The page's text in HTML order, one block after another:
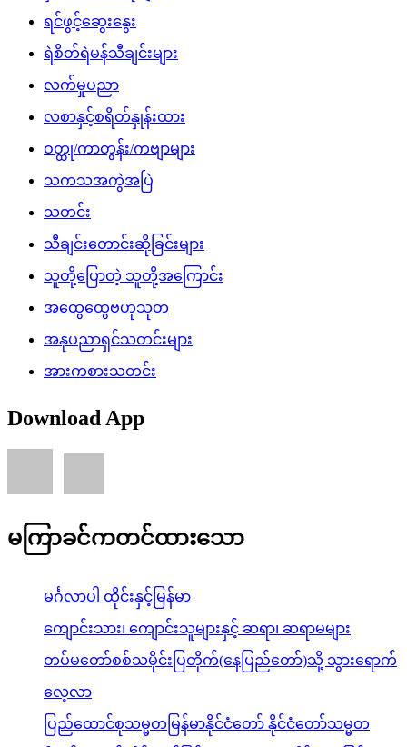
ရင်ဖွင့်ဆွေးနွေး
ရဲစိတ်ရဲမန်သီချင်းများ
လက်မှုပညာ
လစာနှင့်စရိတ်နှုန်းထား
ဝတ္ထု/ကာတွန်း/ကဗျာများ
သကသအကွဲအပြဲ
သတင်း
သီချင်းတောင်းဆိုခြင်းများ
သူတို့ပြောတဲ့ သူတို့အကြောင်း
အထွေထွေဗဟုသုတ
အနုပညာရှင်သတင်းများ
အားကစားသတင်း
Download App
မကြာခင်ကတင်ထားသော
မင်္ဂလာပါ ထိုင်းနှင့်မြန်မာ
ကျောင်းသား၊ ကျောင်းသူများနှင့် ဆရာ၊ ဆရာမများ
တပ်မတော်စစ်သမိုင်းပြတိုက်(နေပြည်တော်)သို့ သွားရောက်
လေ့လာ
ပြည်ထောင်စုသမ္မတမြန်မာနိုင်ငံတော် နိုင်ငံတော်သမ္မတ